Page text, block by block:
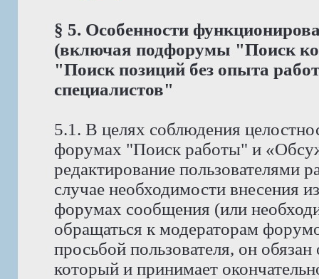
§ 5. Особенности
(включая подфорумы "Поиск
"Поиск позиций без опыта
специалистов"
5.1. В целях соблюдения
форумах "Поиск работы" и
редактирование
случае необходимости внесения
форумах сообщения (или
обращаться к модераторам
просьбой пользователя, он
который и принимает